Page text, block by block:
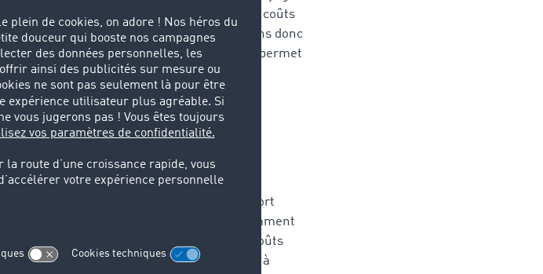
"Nous voulions absolument réduire nos coûts
international de marchandises. Nous avons donc
TC Truck&Cargo®de TimoCom qui nous permet
sont exportés.
an des avantages de la bourse de transport
de TC Truck&Cargo
sont notamment
nouveaux logisticiens, la réduction des coûts
la bourse de fret et de véhicule nous aide à